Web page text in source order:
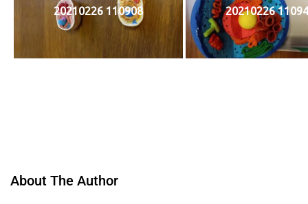
20210226 110908 20210226
About The Author